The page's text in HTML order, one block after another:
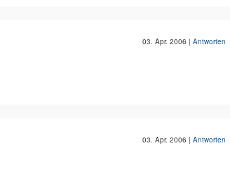
03. Apr. 2006 | Antworten
03. Apr. 2006 | Antworten